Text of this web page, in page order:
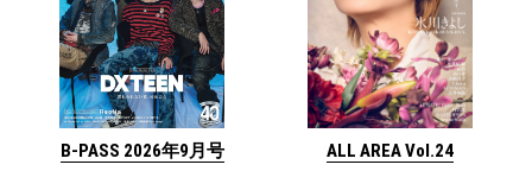
B-PASS 2026年9月号 ALL AREA Vol.24